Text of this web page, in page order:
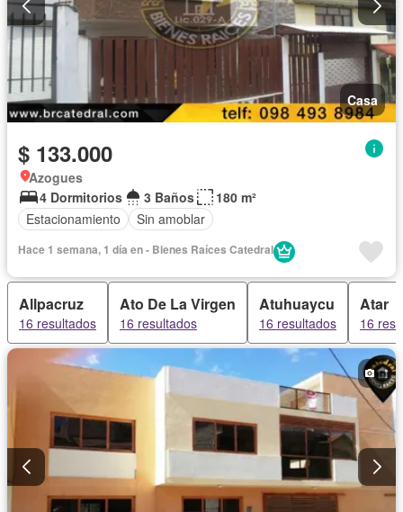
Casa
$ 133.000
Azogues
4 Dormitorios
3 Baños
180 m²
Estacionamiento
Sin amoblar
Hace 1 semana, 1 día en - Bienes Raíces Catedral
Allpacruz
16 resultados
Ato De La Virgen
16 resultados
Atuhuaycu
16 resultados
Atar
16